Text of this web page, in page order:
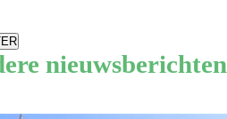
nieuwsberichten